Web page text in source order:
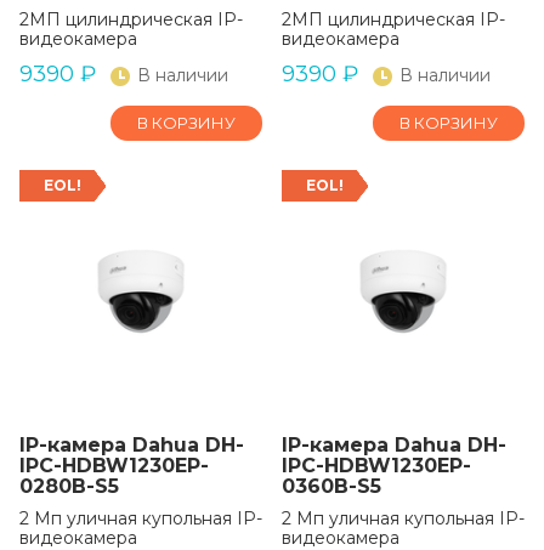
2МП цилиндрическая IP-
видеокамера
9390 ₽ В наличии
В КОРЗИНУ
2МП цилиндрическая IP-
видеокамера
9390 ₽ В наличии
В КОРЗИНУ
EOL!
IP-камера Dahua DH-
IPC-HDBW1230EP-
0280B-S5
2 Mп yличнaя кyпoльнaя IP-
видeoкaмepa
EOL!
IP-камера Dahua DH-
IPC-HDBW1230EP-
0360B-S5
2 Mп yличнaя кyпoльнaя IP-
видeoкaмepa